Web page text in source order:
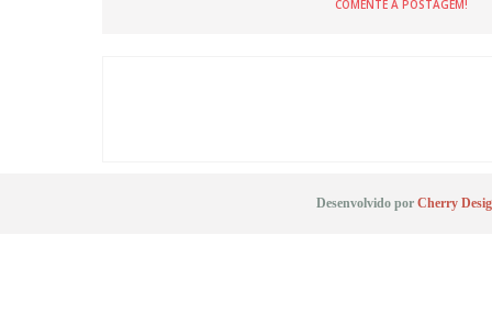
COMENTE A POSTAGEM!
Desenvolvido por Cherry